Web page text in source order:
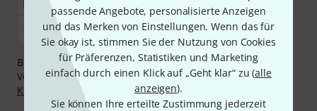
passende Angebote, personalisierte Anzeigen
und das Merken von Einstellungen. Wenn das für
Sie okay ist, stimmen Sie der Nutzung von Cookies
für Präferenzen, Statistiken und Marketing
einfach durch einen Klick auf „Geht klar“ zu (alle
anzeigen).
Sie können Ihre erteilte Zustimmung jederzeit
Bezahlen Sie vertraulich und sicher per Nachnahme,
Vorkasse, PayPal, Amazon Pay,Klarna Sofort bezahlen
Klarna Ratenzahlung
oder Kreditkarte.